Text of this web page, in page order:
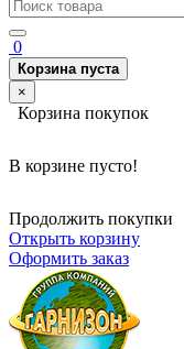
0
Корзина пуста
×
Корзина покупок
В корзине пусто!
Продолжить покупки
Открыть корзину
Оформить заказ